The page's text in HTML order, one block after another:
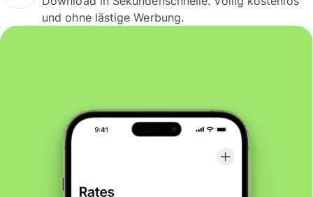
und ohne lästige Werbung.